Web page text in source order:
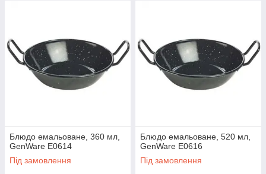
Блюдо емальоване, 360 мл,
GenWare E0614
Під замовлення
Блюдо емальоване, 520 мл,
GenWare E0616
Під замовлення